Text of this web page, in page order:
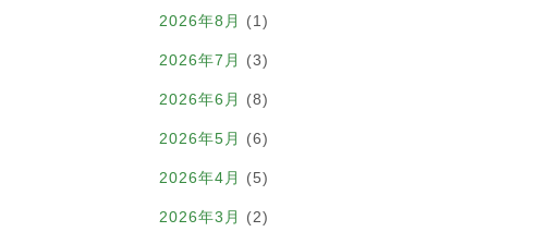
2026年8月 (1)
2026年7月 (3)
2026年6月 (8)
2026年5月 (6)
2026年4月 (5)
2026年3月 (2)